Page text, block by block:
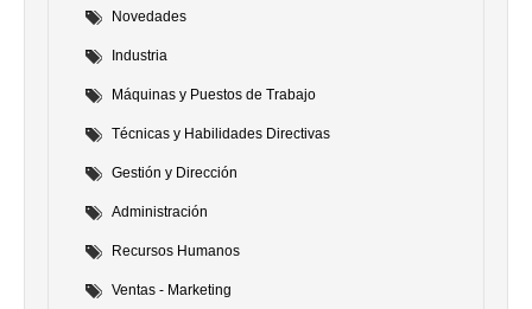
Novedades
Industria
Máquinas y Puestos de Trabajo
Técnicas y Habilidades Directivas
Gestión y Dirección
Administración
Recursos Humanos
Ventas - Marketing